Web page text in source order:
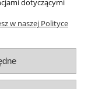
7341300379
dotyczącymi
w naszej Polityce